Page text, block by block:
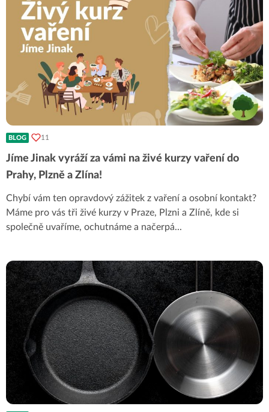
BLOG 11
Jíme Jinak vyráží za vámi na živé kurzy vaření do
Prahy, Plzně a Zlína!
Chybí vám ten opravdový zážitek z vaření a osobní kontakt?
Máme pro vás tři živé kurzy v Praze, Plzni a Zlíně, kde si
společně uvaříme, ochutnáme a načerpá...